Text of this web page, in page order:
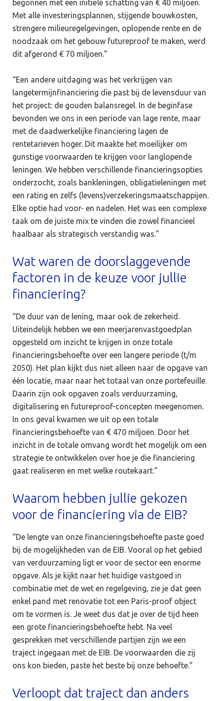
begonnen met een initiële schatting van € 40 miljoen.
Met alle investeringsplannen, stijgende bouwkosten,
strengere milieuregelgevingen, oplopende rente en de
noodzaak om het gebouw futureproof te maken, werd
dit afgerond € 70 miljoen.”
“Een andere uitdaging was het verkrijgen van
langetermijnfinanciering die past bij de levensduur van
het project: de gouden balansregel. In de beginfase
bevonden we ons in een periode van lage rente, maar
met de daadwerkelijke financiering lagen de
rentetarieven hoger. Dit maakte het moeilijker om
gunstige voorwaarden te krijgen voor langlopende
leningen. We hebben verschillende financieringsopties
onderzocht, zoals bankleningen, obligatieleningen met
een rating en zelfs (levens)verzekeringsmaatschappijen.
Elke optie had voor- en nadelen. Het was een complexe
taak om de juiste mix te vinden die zowel financieel
haalbaar als strategisch verstandig was.”
Wat waren de doorslaggevende
factoren in de keuze voor jullie
financiering?
“De duur van de lening, maar ook de zekerheid.
Uiteindelijk hebben we een meerjarenvastgoedplan
opgesteld om inzicht te krijgen in onze totale
financieringsbehoefte over een langere periode (t/m
2050). Het plan kijkt dus niet alleen naar de opgave van
één locatie, maar naar het totaal van onze portefeuille.
Daarin zijn ook opgaven zoals verduurzaming,
digitalisering en futureproof-concepten meegenomen.
In ons geval kwamen we uit op een totale
financieringsbehoefte van € 470 miljoen. Door het
inzicht in de totale omvang wordt het mogelijk om een
strategie te ontwikkelen over hoe je die financiering
gaat realiseren en met welke routekaart.”
Waarom hebben jullie gekozen
voor de financiering via de EIB?
“De lengte van onze financieringsbehoefte paste goed
bij de mogelijkheden van de EIB. Vooral op het gebied
van verduurzaming ligt er voor de sector een enorme
opgave. Als je kijkt naar het huidige vastgoed in
combinatie met de wet en regelgeving, zie je dat geen
enkel pand met renovatie tot een Paris-proof object
om te vormen is. Je weet dus dat je over de tijd heen
een grote financieringsbehoefte hebt. Na veel
gesprekken met verschillende partijen zijn we een
traject ingegaan met de EIB. De voorwaarden die zij
ons kon bieden, paste het beste bij onze behoefte.”
Verloopt dat traject dan anders